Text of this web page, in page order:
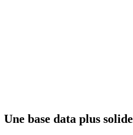
Une base data plus solide